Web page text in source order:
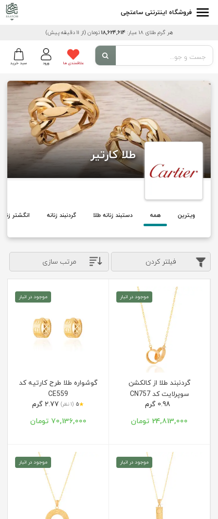
فروشگاه اینترنتی ساعتچی
هر گرم طلای 18 عیار: 18,624,614تومان (از 11 دقیقه پیش)
سبد خرید ورود علاقمندی ها
طلا کارتیر
ویترین همه دستبند زنانه طلا گردنبند زنانه انگشتر
فیلتر کردن مرتب سازی
موجود در انبار
گردنبند طلا از کالکشن
سوپرلایت کد CN757
24,813,000 تومان
موجود در انبار
گوشواره طلا طرح کارتیه کد
CE559
★
5 (1 نظر)
70,136,000 تومان
موجود در انبار موجود در انبار